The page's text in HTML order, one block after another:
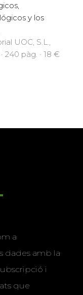
y los
UOC, S.L.,
240 pàg. · 18 €
a
dades amb la
i
que